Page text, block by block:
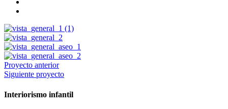
Proyecto anterior
Siguiente proyecto
Interiorismo infantil